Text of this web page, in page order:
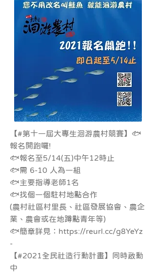
【#第十一屆大專生洄游農村競賽】🐟
報名開跑囉!
🐟報名至5/14(五)中午12時止
🐟需 6-10 人為一組
🐟主要指導老師1名
🐟找個一個駐村地點合作
(農村社區村里長、社區發展協會、農企
業、農會或在地蹲點青年等)
🐟簡章詳見： https://reurl.cc/g8YeYz
-
【#2021全民社造行動計畫】同時啟動
中